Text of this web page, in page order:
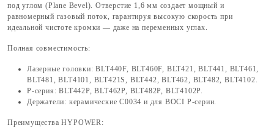
под углом (Plane Bevel). Отверстие 1,6 мм создает мощный и
равномерный газовый поток, гарантируя высокую скорость при
идеальной чистоте кромки — даже на переменных углах.
Полная совместимость:
Лазерные головки: BLT440F, BLT460F, BLT421, BLT441, BLT461,
BLT481, BLT4101, BLT421S, BLT442, BLT462, BLT482, BLT4102.
P-серия: BLT442P, BLT462P, BLT482P, BLT4102P.
Держатели: керамические C0034 и для BOCI P-серии.
Преимущества HYPOWER: